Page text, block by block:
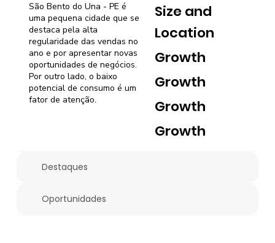
São Bento do Una - PE é
uma pequena cidade que se
destaca pela alta
regularidade das vendas no
ano e por apresentar novas
oportunidades de negócios.
Por outro lado, o baixo
potencial de consumo é um
fator de atenção.
Size and
Location
Growth
Growth
Growth
Growth
Destaques
Oportunidades